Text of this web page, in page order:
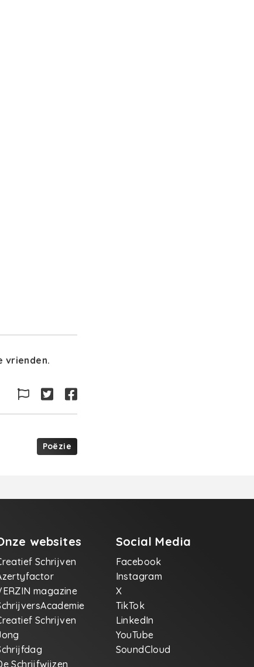
vrienden.
Poëzie
websites
Schrijven
magazine
Schrijven
Schrijfwijzen
Social Media
Facebook
Instagram
X
TikTok
LinkedIn
YouTube
SoundCloud